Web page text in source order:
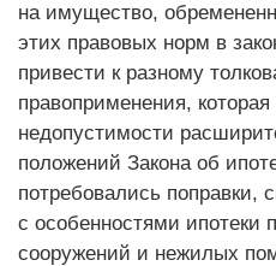
на имущество,
этих правовых норм в
привести к разному
правоприменения,
недопустимости
положений Закона об
потребовались поправки,
с особенностями ипотеки
сооружений и нежилых